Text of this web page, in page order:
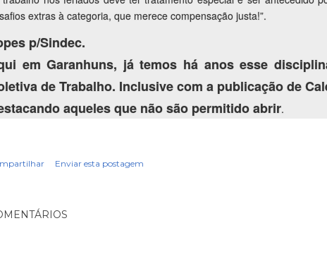
extras à categoria, que merece compensação justa!”.
p/Sindec.
em Garanhuns, já temos há anos esse
de Trabalho. Inclusive com a publicação de
aqueles que não são permitido abrir.
Enviar esta postagem